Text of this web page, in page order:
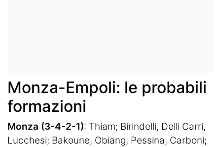
Monza-Empoli: le probabili
formazioni
Monza (3-4-2-1): Thiam; Birindelli, Delli Carri,
Lucchesi; Bakoune, Obiang, Pessina, Carboni;